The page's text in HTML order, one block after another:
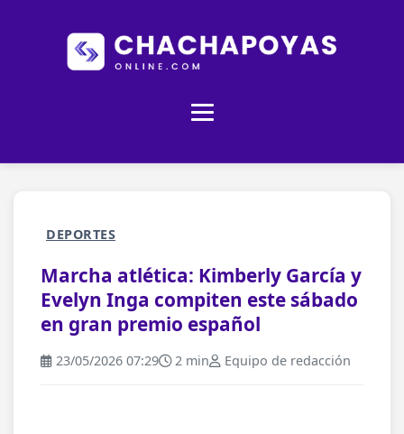
DEPORTES
Marcha atlética: Kimberly García y
Evelyn Inga compiten este sábado
en gran premio español
23/05/2026 07:29 2 min Equipo de redacción